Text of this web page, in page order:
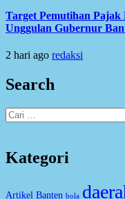
Target Pemutihan Pajak
Unggulan Gubernur
2 hari ago redaksi
Search
Cari
untuk:
Kategori
Artikel Banten bola